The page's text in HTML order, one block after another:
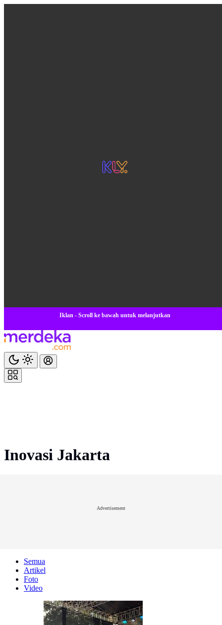
Iklan - Scroll ke bawah untuk melanjutkan
Inovasi Jakarta
Advertisement
Semua
Artikel
Foto
Video